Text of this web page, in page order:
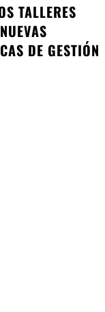
TALLERES
DE GESTIÓN